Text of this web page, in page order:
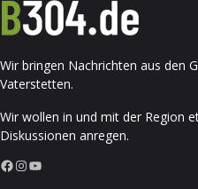
Wir bringen Nachrichten aus den
Vaterstetten.
Wir wollen in und mit der Region
Diskussionen anregen.
Facebook InstagramYouTube